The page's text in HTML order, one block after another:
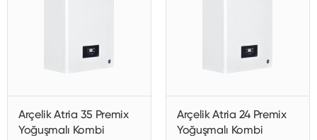
Arçelik Atria 35 Premix
Yoğuşmalı Kombi
Arçelik Atria 24 Premix
Yoğuşmalı Kombi